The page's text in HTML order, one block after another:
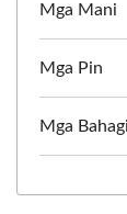
Mga Mani
Mga Pin
Mga